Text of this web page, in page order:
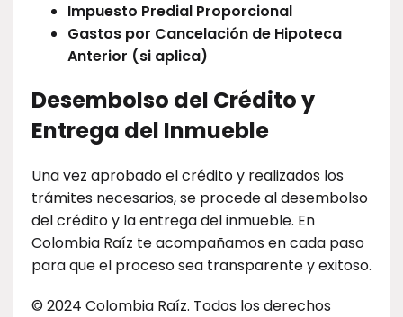
Impuesto Predial Proporcional
Gastos por Cancelación de Hipoteca
Anterior (si aplica)
Desembolso del Crédito y
Entrega del Inmueble
Una vez aprobado el crédito y realizados los
trámites necesarios, se procede al desembolso
del crédito y la entrega del inmueble. En
Colombia Raíz te acompañamos en cada paso
para que el proceso sea transparente y exitoso.
© 2024 Colombia Raíz. Todos los derechos